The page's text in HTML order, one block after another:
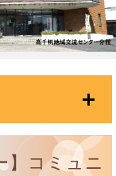
】コミュニ